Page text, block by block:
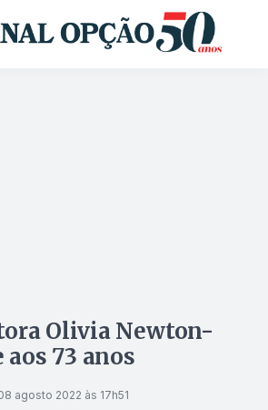
Olivia Newton-
73 anos
agosto 2022 às 17h51